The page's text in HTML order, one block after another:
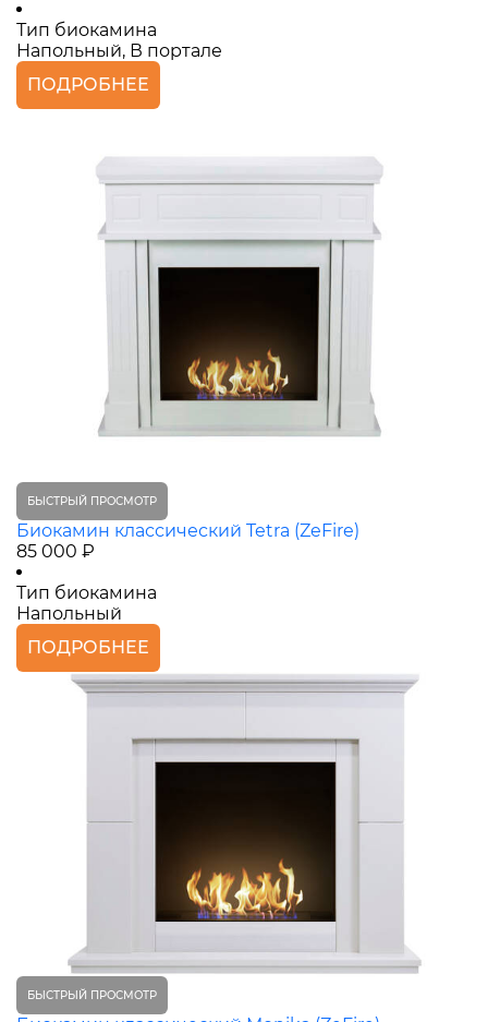
Тип биокамина
Напольный, В портале
ПОДРОБНЕЕ
БЫСТРЫЙ ПРОСМОТР
Биокамин классический Tetra (ZeFire)
85 000 ₽
Тип биокамина
Напольный
ПОДРОБНЕЕ
БЫСТРЫЙ ПРОСМОТР